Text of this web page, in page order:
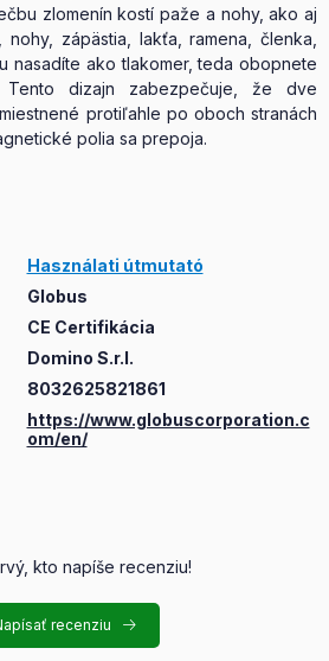
zlomenín kostí paže a nohy, ako aj
zápästia, lakťa, ramena, členka,
nasadíte ako tlakomer, teda obopnete
Tento dizajn zabezpečuje, že dve
protiľahle po oboch stranách
polia sa prepoja.
Használati útmutató
Globus
CE Certifikácia
Domino S.r.l.
8032625821861
https://www.globuscorporation.c
om/en/
kto napíše recenziu!
recenziu